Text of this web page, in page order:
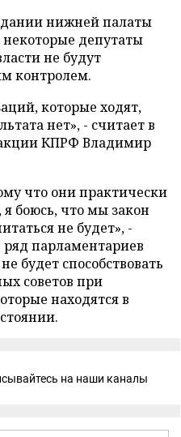
нижней палаты
некоторые депутаты
не будут
контролем.
которые ходят,
нет», - считает в
КПРФ Владимир
что они практически
я боюсь, что мы закон
не будет», -
ряд парламентариев
будет способствовать
советов при
находятся в
на наши каналы